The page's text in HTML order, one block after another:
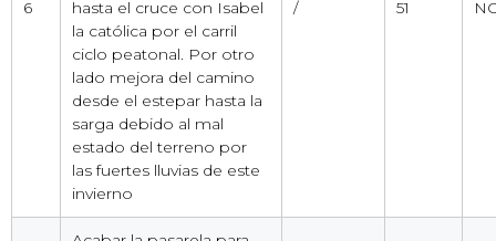
6
hasta el cruce con Isabel
la católica por el carril
ciclo peatonal. Por otro
lado mejora del camino
desde el estepar hasta la
sarga debido al mal
estado del terreno por
las fuertes lluvias de este
invierno
/ 51